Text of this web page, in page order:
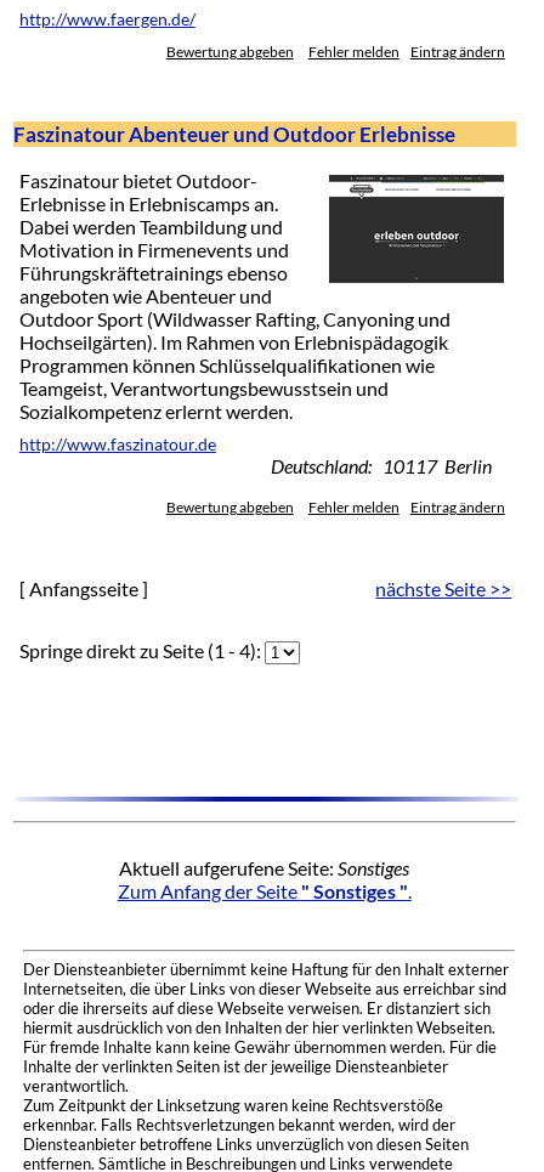
http://www.faergen.de/
Bewertung abgeben Fehler melden Eintrag ändern
Faszinatour Abenteuer und Outdoor Erlebnisse
Faszinatour bietet Outdoor-
Erlebnisse in Erlebniscamps an.
Dabei werden Teambildung und
Motivation in Firmenevents und
Führungskräftetrainings ebenso
angeboten wie Abenteuer und
Outdoor Sport (Wildwasser Rafting, Canyoning und
Hochseilgärten). Im Rahmen von Erlebnispädagogik
Programmen können Schlüsselqualifikationen wie
Teamgeist, Verantwortungsbewusstsein und
Sozialkompetenz erlernt werden.
http://www.faszinatour.de
Deutschland: 10117 Berlin
Bewertung abgeben Fehler melden Eintrag ändern
[ Anfangsseite ] nächste Seite >>
Springe direkt zu Seite (1 - 4):
Aktuell aufgerufene Seite: Sonstiges
Zum Anfang der Seite " Sonstiges "
Der Diensteanbieter übernimmt keine Haftung für den Inhalt externer
Internetseiten, die über Links von dieser Webseite aus erreichbar sind
oder die ihrerseits auf diese Webseite verweisen. Er distanziert sich
hiermit ausdrücklich von den Inhalten der hier verlinkten Webseiten.
Für fremde Inhalte kann keine Gewähr übernommen werden. Für die
Inhalte der verlinkten Seiten ist der jeweilige Diensteanbieter
verantwortlich.
Zum Zeitpunkt der Linksetzung waren keine Rechtsverstöße
erkennbar. Falls Rechtsverletzungen bekannt werden, wird der
Diensteanbieter betroffene Links unverzüglich von diesen Seiten
entfernen. Sämtliche in Beschreibungen und Links verwendete